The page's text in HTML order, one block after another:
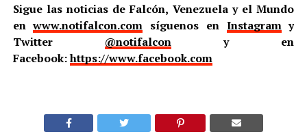
Sigue las noticias de Falcón, Venezuela y el Mundo
enwww.notifalcon.com síguenos en Instagramy
Twitter @notifalcony en
Facebook:https://www.facebook.com